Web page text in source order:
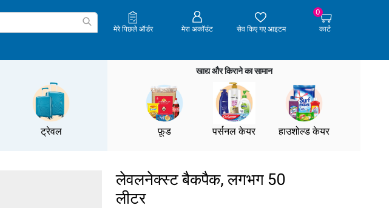
मेरे पिछले ऑर्डर मेरा अकॉउंट सेव किए गए आइटम
0
कार्ट
ट्रेवल
खाद्य और किराने का सामान
फ़ूड पर्सनल केयर हाउशोल्ड केयर
लेवलनेक्स्ट बैकपैक, लगभग 50
लीटर